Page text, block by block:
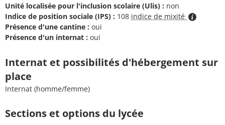
Unité localisée pour l'inclusion scolaire (Ulis) : non
Indice de position sociale (IPS) : 108 indice de mixité
Présence d'une cantine : oui
Présence d'un internat : oui
Internat et possibilités d'hébergement sur
place
Internat (homme/femme)
Sections et options du lycée